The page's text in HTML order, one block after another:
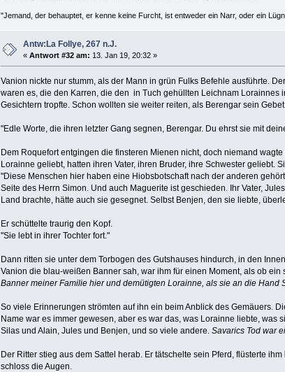
"Jemand, der behauptet, er kenne keine Furcht, ist entweder ein Narr, oder ein
Antw:La Follye, 267 n.J.
«Antwort #32 am: 13. Jan 19, 20:32 »
Vanion nickte nur stumm, als der Mann in grün Fulks Befehle ausführte.
waren es, die den Karren, die den in Tuch gehüllten Leichnam Lorainnes
Gesichtern tropfte. Schon wollten sie weiter reiten, als Berengar sein Gebet
"Edle Worte, die ihren letzter Gang segnen, Berengar. Du ehrst sie mit
Dem Roquefort entgingen die finsteren Mienen nicht, doch niemand
Lorainne geliebt, hatten ihren Vater, ihren Bruder, ihre Schwester geliebt.
"Diese Menschen hier haben eine Hiobsbotschaft nach der anderen
Seite des Herrn Simon. Und auch Maguerite ist geschieden. Ihr Vater,
Land brachte, hätte auch sie gesegnet. Selbst Benjen, den sie liebte,
Er schüttelte traurig den Kopf.
"Sie lebt in ihrer Tochter fort."
Dann ritten sie unter dem Torbogen des Gutshauses hindurch, in den
Vanion die blau-weißen Banner sah, war ihm für einen Moment, als ob ein
Banner meiner Familie hier und demütigten Lorainne, als sie an die Hand
So viele Erinnerungen strömten auf ihn ein beim Anblick des Gemäuers.
Name war es immer gewesen, aber es war das, was Lorainne liebte,
Silas und Alain, Jules und Benjen, und so viele andere. Savarics Tod war
Der Ritter stieg aus dem Sattel herab. Er tätschelte sein Pferd, flüsterte
schloss die Augen.